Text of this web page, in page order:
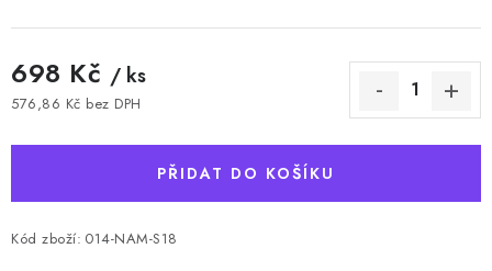
698 Kč / ks
576,86 Kč bez DPH
PŘIDAT DO KOŠÍKU
Kód zboží: 014-NAM-S18